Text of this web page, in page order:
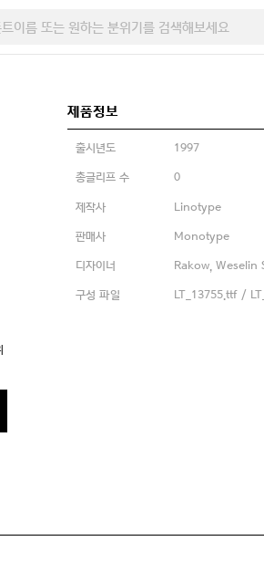
제품정보
출시년도 1997
총글리프 수 0
제작사 Linotype
판매사 Monotype
디자이너 Rakow, Weselin
구성 파일 LT_13755.ttf /